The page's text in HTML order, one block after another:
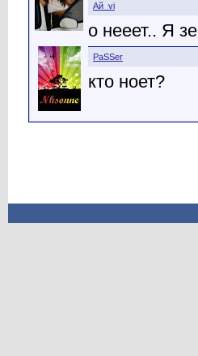
Aй_vi
о нееет.. Я
PaSSer
кто ноет?